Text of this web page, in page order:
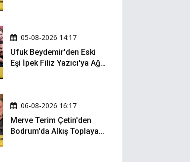
05-08-2026 14:17
Ufuk Beydemir'den Eski
Eşi İpek Filiz Yazıcı'ya Ağır
06-08-2026 16:17
Merve Terim Çetin'den
Bodrum'da Alkış Toplayan